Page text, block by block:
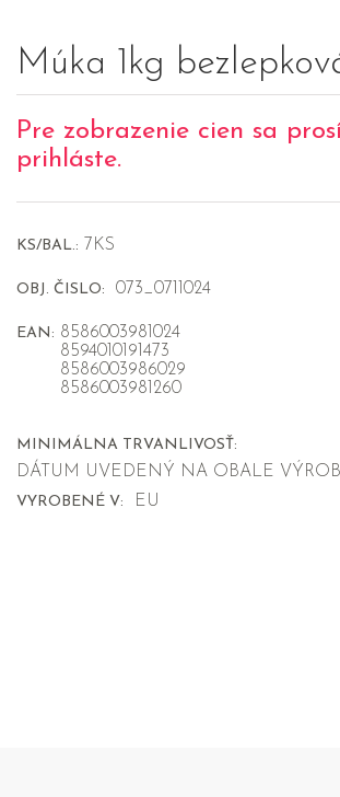
Múka 1kg
Pre zobrazenie cien sa
prihláste.
KS/BAL.: 7KS
OBJ. ČISLO: 073_0711024
EAN: 8586003981024
8594010191473
8586003986029
8586003981260
MINIMÁLNA TRVANLIVOSŤ:
DÁTUM UVEDENÝ NA OBALE
VYROBENÉ V: EU